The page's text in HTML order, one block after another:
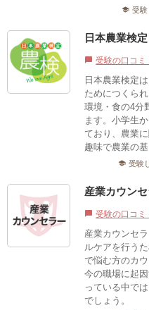
school 受験
日本農業検定
chat_bubble 受験の口コミ
日本農業検定
ためにつくら
環境・食の4分
ます。小学生
ており、農業
趣味で農業の
school 受験
産業カウン
chat_bubble 受験の口コミ
産業カウンセ
ルケアを行う
で悩む方のカ
今の職場に起
っている中で
でしょう。